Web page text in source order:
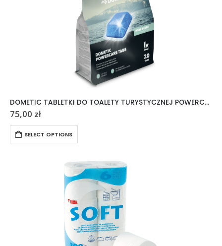
DOMETIC TABLETKI DO TOALETY TURYSTYCZNEJ POWERCARE TABS 20 SZTUK
75,00 zł
SELECT OPTIONS